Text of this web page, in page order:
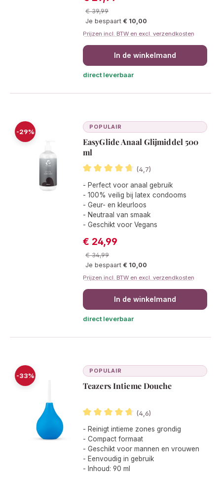
Normale prijs:
€ 39,99
Je bespaart € 10,00
Prijzen incl. BTW en excl. verzendkosten
In de winkelmand
direct leverbaar
-29%
POPULAIR
EasyGlide Anaal Glijmiddel 500
ml
(4,7)
Gemiddelde waardering van 4.6 van
- Perfect voor anaal gebruik
- 100% veilig bij latex condooms
- Geur- en kleurloos
- Neutraal van smaak
- Geschikt voor Vegans
Verkoopprijs:
€ 24,99
Normale prijs:
€ 34,99
Je bespaart € 10,00
Prijzen incl. BTW en excl. verzendkosten
In de winkelmand
direct leverbaar
-33%
POPULAIR
Teazers Intieme Douche
(4,6)
Gemiddelde waardering van 4.6 van
- Reinigt intieme zones grondig
- Compact formaat
- Geschikt voor mannen en vrouwen
- Eenvoudig in gebruik
- Inhoud: 90 ml